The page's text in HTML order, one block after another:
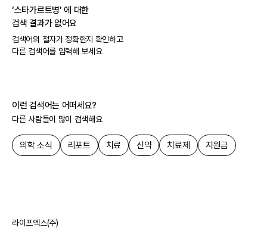
‘스타가르트병’ 에 대한
검색 결과가 없어요
검색어의 철자가 정확한지 확인하고
다른 검색어를 입력해 보세요
이런 검색어는 어떠세요?
다른 사람들이 많이 검색해요
의학 소식 리포트 치료 신약 치료제 지원금
라이프엑스(주)